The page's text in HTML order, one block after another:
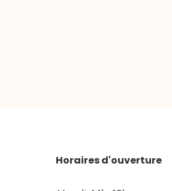
Horaires d'ouverture